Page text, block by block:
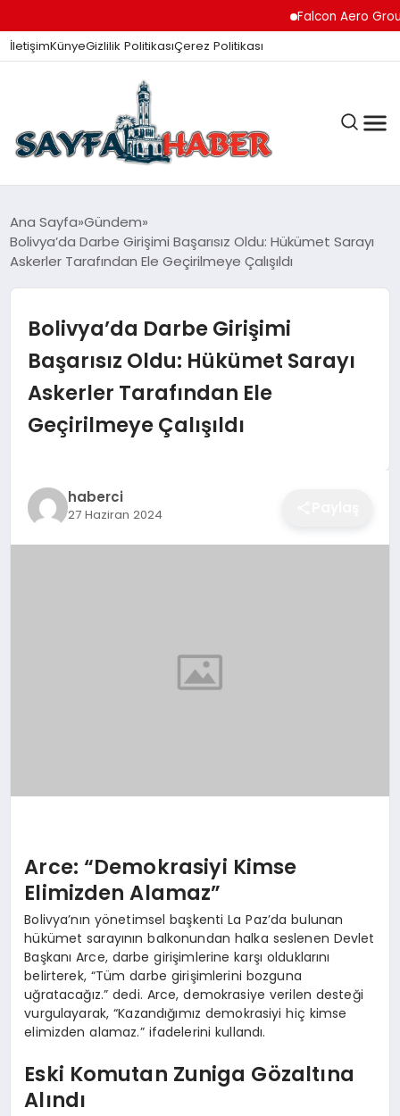
Falcon Aero Group,
İletişimKünyeGizlilik PolitikasıÇerez Politikası
ANA SAYFA
GÜNDEM
İZMIR HABERLERI
EĞITIM
EKONOMI
SAĞLIK
Ana Sayfa Gündem
Bolivya’da Darbe Girişimi Başarısız Oldu: Hükümet Sarayı
Askerler Tarafından Ele Geçirilmeye Çalışıldı
Bolivya’da Darbe Girişimi
Başarısız Oldu: Hükümet Sarayı
Askerler Tarafından Ele
Geçirilmeye Çalışıldı
haberci
27 Haziran 2024
Arce: “Demokrasiyi Kimse
Elimizden Alamaz”
Bolivya’nın yönetimsel başkenti La Paz’da bulunan
hükümet sarayının balkonundan halka seslenen Devlet
Başkanı Arce, darbe girişimlerine karşı olduklarını
belirterek, “Tüm darbe girişimlerini bozguna
uğratacağız.” dedi. Arce, demokrasiye verilen desteği
vurgulayarak, “Kazandığımız demokrasiyi hiç kimse
elimizden alamaz.” ifadelerini kullandı.
Eski Komutan Zuniga Gözaltına
Alındı